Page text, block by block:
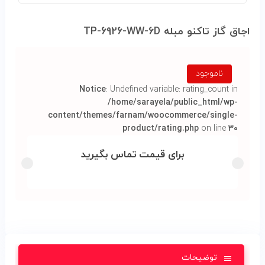
اجاق گاز تاکنو مبله TP-6926-WW-6D
ناموجود
Notice: Undefined variable: rating_count in
/home/sarayela/public_html/wp-
content/themes/farnam/woocommerce/single-
product/rating.php on line۳۰
برای قیمت تماس بگیرید
توضیحات